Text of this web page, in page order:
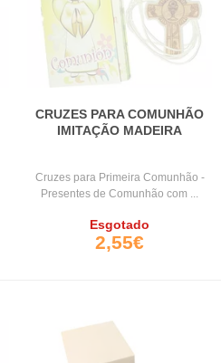
CRUZES PARA COMUNHÃO
IMITAÇÃO MADEIRA
Cruzes para Primeira Comunhão -
Presentes de Comunhão com ...
Esgotado
2,55€